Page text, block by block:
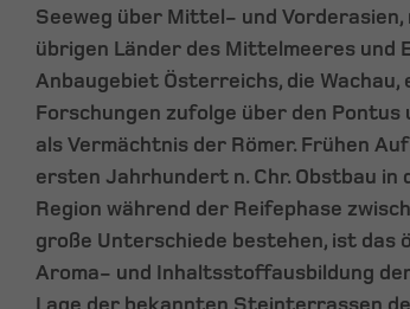
Seeweg über Mittel- und Vorderasien,
übrigen Länder des Mittelmeeres und
Anbaugebiet Österreichs, die
Forschungen zufolge über den Pontus
als Vermächtnis der Römer. Frühen
ersten Jahrhundert n. Chr. Obstbau in
Region während der Reifephase
große Unterschiede bestehen, ist das
Aroma- und Inhaltsstoffausbildung